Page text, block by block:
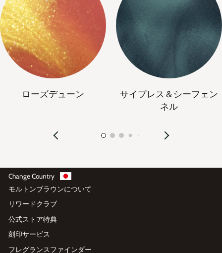
ローズデューン
サイプレス＆シーフェン
ネル
Change Country
モルトンブラウンについて
リワードクラブ
公式ストア特典
刻印サービス
フレグランスファインダー